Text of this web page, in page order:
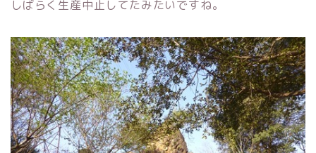
しばらく生産中止してたみたいですね。